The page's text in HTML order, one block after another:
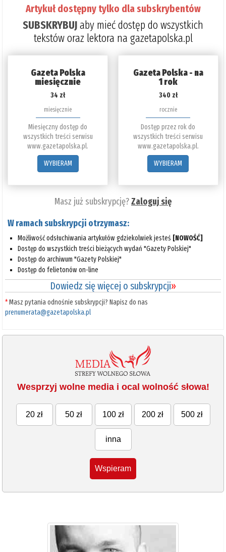
Artykuł dostępny tylko dla subskrybentów
SUBSKRYBUJaby mieć dostęp do wszystkich
tekstów oraz lektora na gazetapolska.pl
Gazeta Polska
miesięcznie
34 zł
miesięcznie
Miesięczny dostęp do
wszystkich treści serwisu
www.gazetapolska.pl.
WYBIERAM
Gazeta Polska - na
1 rok
340 zł
rocznie
Dostęp przez rok do
wszystkich treści serwisu
www.gazetapolska.pl.
WYBIERAM
Masz już subskrypcję?Zaloguj się
W ramach subskrypcji otrzymasz:
Możliwość odsłuchiwania artykułów gdziekolwiek jesteś [NOWOŚĆ]
Dostęp do wszystkich treści bieżących wydań "Gazety Polskiej"
Dostęp do archiwum "Gazety Polskiej"
Dostęp do felietonów on-line
Dowiedz się więcej o subskrypcji»
*Masz pytania odnośnie subskrypcji? Napisz do nas
prenumerata@gazetapolska.pl
Wesprzyj wolne media i ocal wolność słowa!
20 zł 50 zł 100 zł 200 zł 500 zł
inna
Wspieram